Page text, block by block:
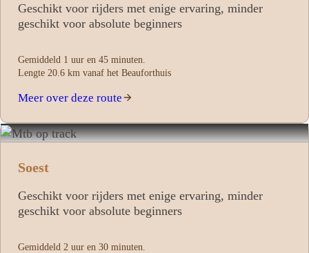
Geschikt voor rijders met enige ervaring, minder
geschikt voor absolute beginners
Gemiddeld 1 uur en 45 minuten.
Lengte 20.6 km vanaf het Beauforthuis
Meer over deze route
Soest
Geschikt voor rijders met enige ervaring, minder
geschikt voor absolute beginners
Gemiddeld 2 uur en 30 minuten.